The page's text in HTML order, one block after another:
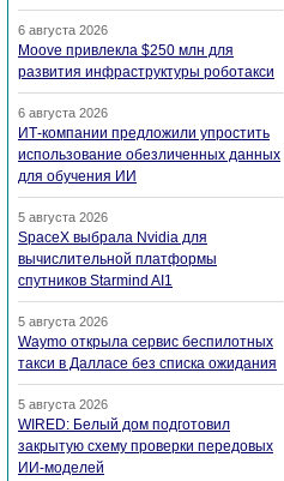
6 августа 2026
Moove привлекла $250 млн для
развития инфраструктуры роботакси
6 августа 2026
ИТ-компании предложили упростить
использование обезличенных данных
для обучения ИИ
5 августа 2026
SpaceX выбрала Nvidia для
вычислительной платформы
спутников Starmind AI1
5 августа 2026
Waymo открыла сервис беспилотных
такси в Далласе без списка ожидания
5 августа 2026
WIRED: Белый дом подготовил
закрытую схему проверки передовых
ИИ-моделей